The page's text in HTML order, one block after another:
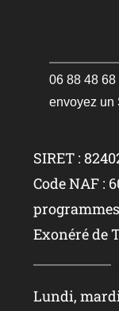
06 88 48
envoyez un
SIRET :
Code NAF :
Exonéré de
Lundi,